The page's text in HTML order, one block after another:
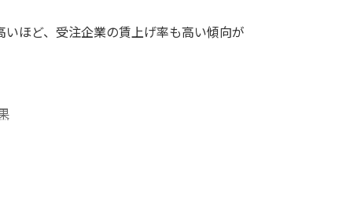
ほど、受注企業の賃上げ率も高い傾向が